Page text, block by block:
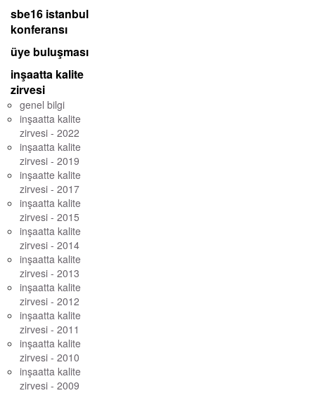
sbe16 istanbul
konferansı
üye buluşması
inşaatta kalite
zirvesi
genel bilgi
inşaatta kalite
zirvesi - 2022
inşaatta kalite
zirvesi - 2019
inşaatte kalite
zirvesi - 2017
inşaatta kalite
zirvesi - 2015
inşaatta kalite
zirvesi - 2014
inşaatta kalite
zirvesi - 2013
inşaatta kalite
zirvesi - 2012
inşaatta kalite
zirvesi - 2011
inşaatta kalite
zirvesi - 2010
inşaatta kalite
zirvesi - 2009